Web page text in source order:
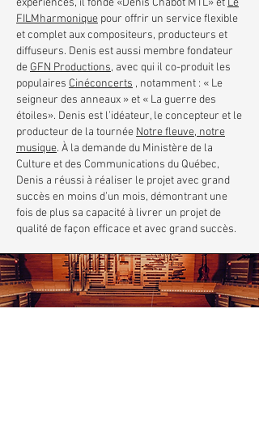
expériences, il fonde «Denis Chabot MTL» et Le
FILMharmonique pour offrir un service flexible
et complet aux compositeurs, producteurs et
diffuseurs. Denis est aussi membre fondateur
de GFN Productions, avec qui il co-produit les
populaires Cinéconcerts , notamment : « Le
seigneur des anneaux » et « La guerre des
étoiles». Denis est l’idéateur, le concepteur et le
producteur de la tournée Notre fleuve, notre
musique. À la demande du Ministère de la
Culture et des Communications du Québec,
Denis a réussi à réaliser le projet avec grand
succès en moins d’un mois, démontrant une
fois de plus sa capacité à livrer un projet de
qualité de façon efficace et avec grand succès.